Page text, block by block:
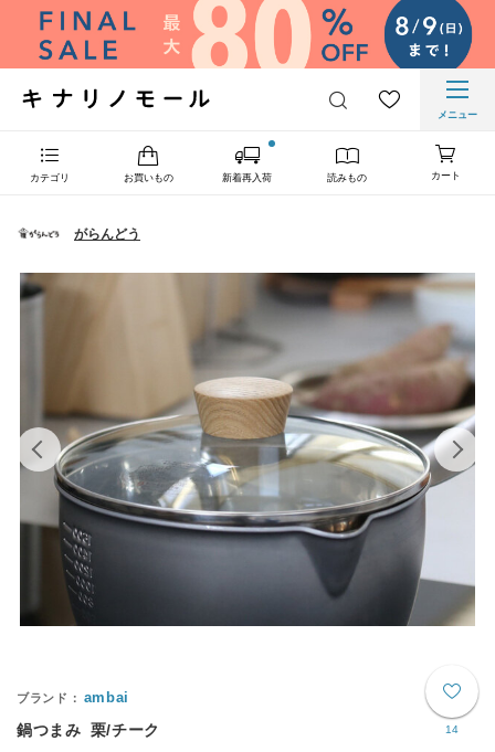
メニュー
カテゴリ お買いもの 新着再入荷 読みもの カート
がらんどう
14
ambai
鍋つまみ 栗/チーク